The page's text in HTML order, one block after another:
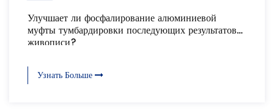
Улучшает ли фосфалирование алюминиевой
муфты тумбардировки последующих результатов
живописи?
Узнать Больше